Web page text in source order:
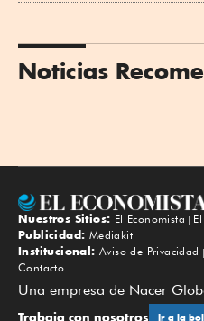
Noticias
Nuestros Sitios: El Economista
Publicidad: Mediakit
Institucional: Aviso de Privacidad
Contacto
Una empresa de Nacer
Trabaja con nosotros Ir a la